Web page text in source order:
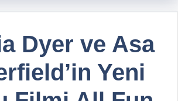
Dyer ve Asa
Yeni